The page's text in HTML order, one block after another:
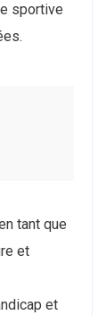
sportive
tant que
et
et